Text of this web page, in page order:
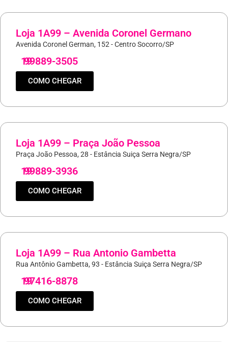
Loja 1A99 – Avenida Coronel Germano
Avenida Coronel German, 152 - Centro Socorro/SP
19
99889-3505
COMO CHEGAR
Loja 1A99 – Praça João Pessoa
Praça João Pessoa, 28 - Estância Suiça Serra Negra/SP
19
99889-3936
COMO CHEGAR
Loja 1A99 – Rua Antonio Gambetta
Rua Antônio Gambetta, 93 - Estância Suiça Serra Negra/SP
19
97416-8878
COMO CHEGAR